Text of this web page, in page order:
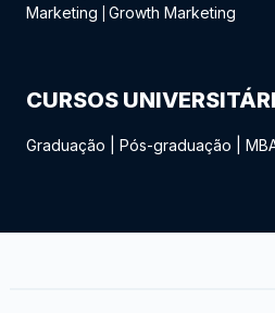
Marketing
Growth Marketing
CURSOS
Graduação Pós-graduação